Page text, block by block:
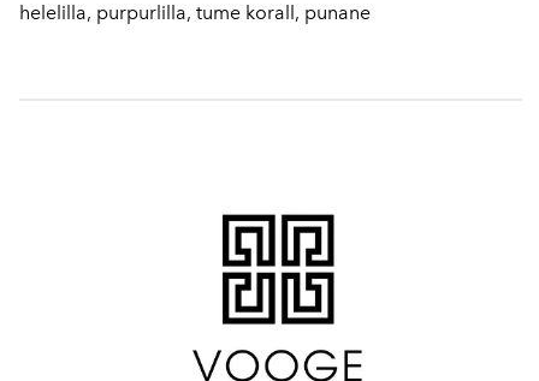
helelilla, purpurlilla, tume korall, punane